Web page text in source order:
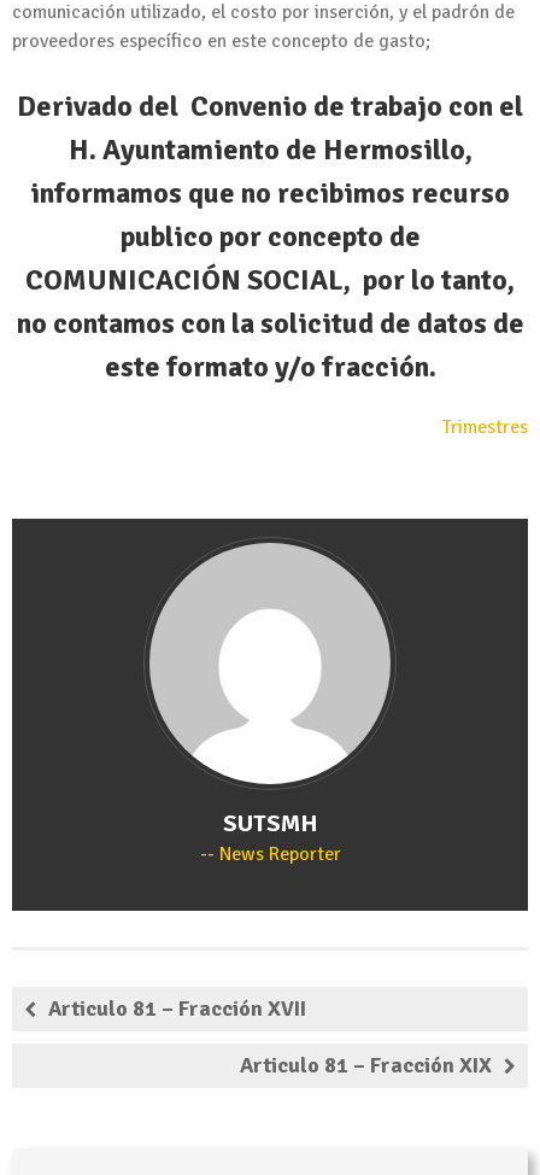
comunicación utilizado, el costo por inserción, y el padrón de
proveedores específico en este concepto de gasto;
Derivado del Convenio de trabajo con el
H. Ayuntamiento de Hermosillo,
informamos que no recibimos recurso
publico por concepto de
COMUNICACIÓN SOCIAL, por lo tanto,
no contamos con la solicitud de datos de
este formato y/o fracción.
Trimestres
SUTSMH
News Reporter
Articulo 81 – Fracción XVII
Articulo 81 – Fracción XIX